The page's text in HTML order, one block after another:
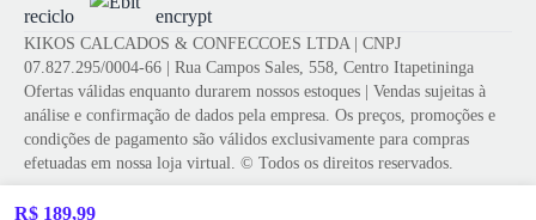
R$ 189,99
KIKOS CALCADOS & CONFECCOES LTDA | CNPJ
07.827.295/0004-66 | Rua Campos Sales, 558, Centro Itapetininga
Ofertas válidas enquanto durarem nossos estoques | Vendas sujeitas à
análise e confirmação de dados pela empresa. Os preços, promoções e
condições de pagamento são válidos exclusivamente para compras
efetuadas em nossa loja virtual. © Todos os direitos reservados.